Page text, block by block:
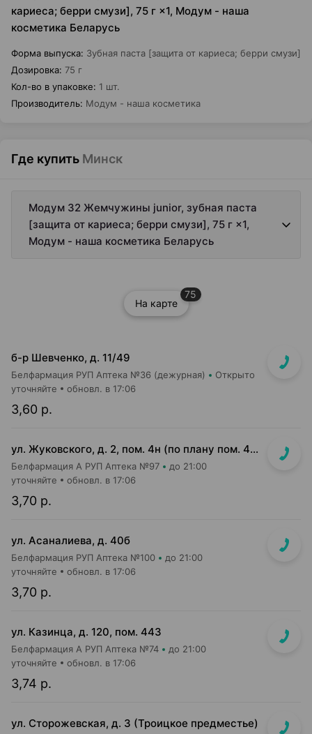
кариеса; берри смузи], 75 г ×1, Модум - наша
косметика Беларусь
Форма выпуска: Зубная паста [защита от кариеса; берри смузи]
Дозировка: 75 г
Кол-во в упаковке: 1 шт.
Производитель: Модум - наша косметика
Где купить Минск
Модум 32 Жемчужины junior, зубная паста
[защита от кариеса; берри смузи], 75 г ×1,
Модум - наша косметика Беларусь
На карте
75
б-р Шевченко, д. 11/49
Белфармация РУП Аптека №36 (дежурная) Открыто
3,60 р.
уточняйте обновл. в 17:06
ул. Жуковского, д. 2, пом. 4н (по плану пом. 4н-1-4н-4)
Белфармация А РУП Аптека №97 до 21:00
3,70 р.
уточняйте обновл. в 17:06
ул. Асаналиева, д. 40б
Белфармация РУП Аптека №100 до 21:00
3,70 р.
уточняйте обновл. в 17:06
ул. Казинца, д. 120, пом. 443
Белфармация А РУП Аптека №74 до 21:00
3,74 р.
уточняйте обновл. в 17:06
ул. Сторожевская, д. 3 (Троицкое предместье)